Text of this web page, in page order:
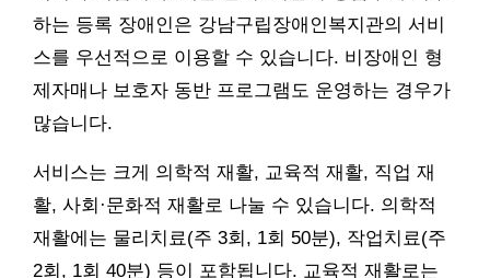
하는 등록 장애인은 강남구립장애인복지관의 서비
스를 우선적으로 이용할 수 있습니다. 비장애인 형
제자매나 보호자 동반 프로그램도 운영하는 경우가
많습니다.
서비스는 크게 의학적 재활, 교육적 재활, 직업 재
활, 사회·문화적 재활로 나눌 수 있습니다. 의학적
재활에는 물리치료(주 3회, 1회 50분), 작업치료(주
2회, 1회 40분) 등이 포함됩니다. 교육적 재활로는